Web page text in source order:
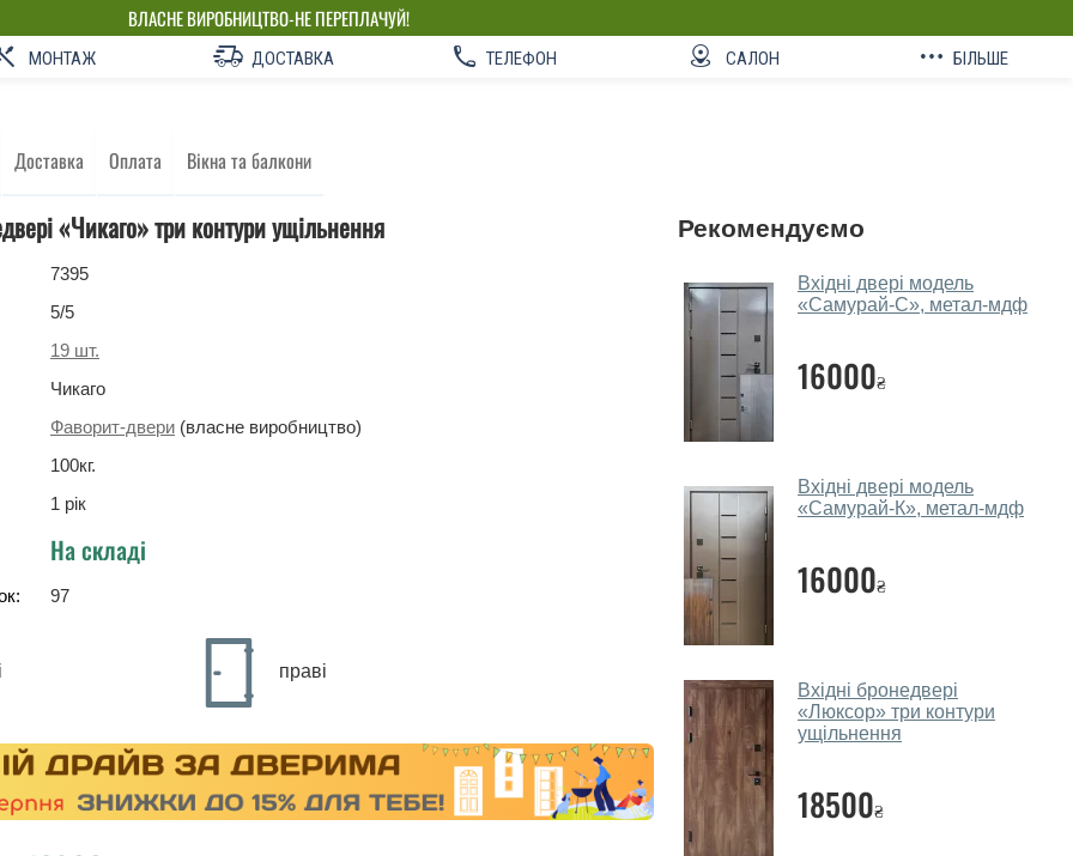
ВЛАСНЕ ВИРОБНИЦТВО-НЕ ПЕРЕПЛАЧУЙ!
МОНТАЖ ДОСТАВКА ТЕЛЕФОН САЛОН БІЛЬШЕ
Доставка Оплата Вікна та балкони
«Чикаго» три контури ущільнення
7395
5/5
19 шт.
Чикаго
Фаворит-двери (власне виробництво)
100кг.
1 рік
На складі
97
праві
Рекомендуємо
Вхідні двері модель
«Самурай-С», метал-мдф
16000₴
Вхідні двері модель
«Самурай-К», метал-мдф
16000₴
Вхідні бронедвері
«Люксор» три контури
ущільнення
18500₴